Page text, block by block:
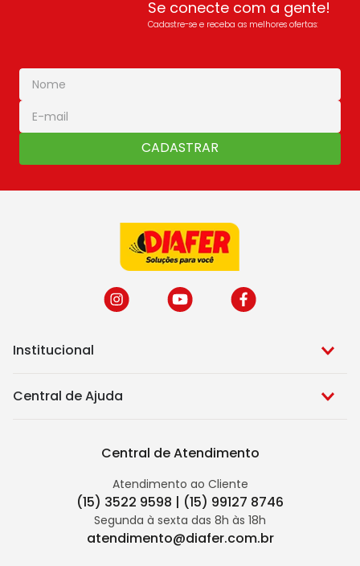
Se conecte com a gente!
Cadastre-se e receba as melhores ofertas:
CADASTRAR
Institucional
Central de Ajuda
Central de Atendimento
Atendimento ao Cliente
(15) 3522 9598 | (15) 99127 8746
Segunda à sexta das 8h às 18h
atendimento@diafer.com.br